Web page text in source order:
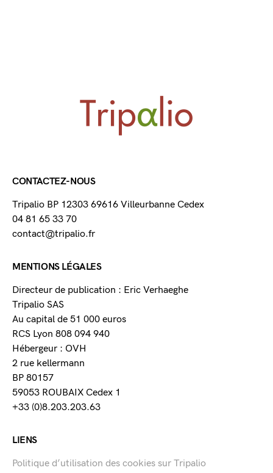
CONTACTEZ-NOUS
Tripalio BP 12303 69616 Villeurbanne Cedex
04 81 65 33 70
contact@tripalio.fr
MENTIONS LÉGALES
Directeur de publication : Eric Verhaeghe
Tripalio SAS
Au capital de 51 000 euros
RCS Lyon 808 094 940
Hébergeur : OVH
2 rue kellermann
BP 80157
59053 ROUBAIX Cedex 1
+33 (0)8.203.203.63
LIENS
Politique d’utilisation des cookies sur Tripalio